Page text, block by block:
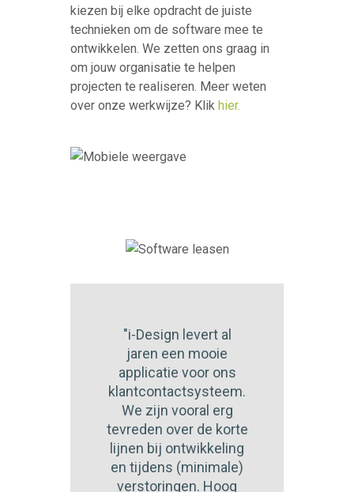
kiezen bij elke opdracht de juiste
technieken om de software mee te
ontwikkelen. We zetten ons graag in
om jouw organisatie te helpen
projecten te realiseren. Meer weten
over onze werkwijze? Klik hier.
"i-Design levert al
jaren een mooie
applicatie voor ons
klantcontactsysteem.
We zijn vooral erg
tevreden over de korte
lijnen bij ontwikkeling
en tijdens (minimale)
verstoringen. Hoog